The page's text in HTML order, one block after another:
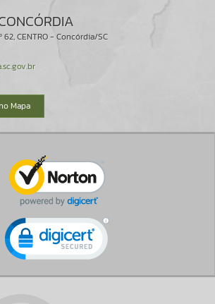
62, CENTRO - Concórdia/SC
Mapa